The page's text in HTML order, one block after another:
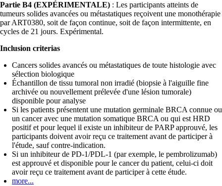
Partie B4 (EXPÉRIMENTALE) : Les participants atteints de
tumeurs solides avancées ou métastatiques reçoivent une monothérapie
par ART0380, soit de façon continue, soit de façon intermittente, en
cycles de 21 jours. Expérimental.
Inclusion criterias
Cancers solides avancés ou métastatiques de toute histologie avec
sélection biologique
Échantillon de tissu tumoral non irradié (biopsie à l'aiguille fine
archivée ou nouvellement prélevée d'une lésion tumorale)
disponible pour analyse
Si les patients présentent une mutation germinale BRCA connue ou
un cancer avec une mutation somatique BRCA ou qui est HRD
positif et pour lequel il existe un inhibiteur de PARP approuvé, les
participants doivent avoir reçu ce traitement avant de participer à
l'étude, sauf contre-indication.
Si un inhibiteur de PD-1/PDL-1 (par exemple, le pembrolizumab)
est approuvé et disponible pour le cancer du patient, celui-ci doit
avoir reçu ce traitement avant de participer à cette étude.
more...